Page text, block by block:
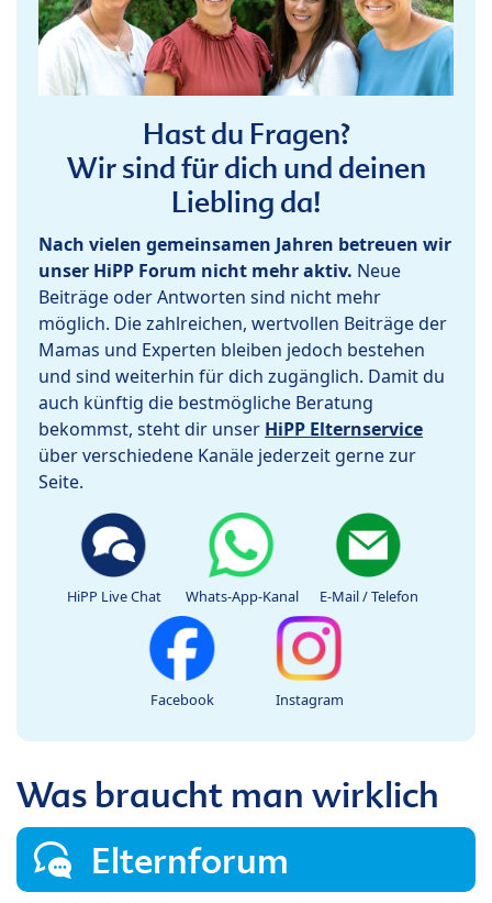
Hast du Fragen?
Wir sind für dich und deinen
Liebling da!
Nach vielen gemeinsamen Jahren betreuen wir
unser HiPP Forum nicht mehr aktiv. Neue
Beiträge oder Antworten sind nicht mehr
möglich. Die zahlreichen, wertvollen Beiträge der
Mamas und Experten bleiben jedoch bestehen
und sind weiterhin für dich zugänglich. Damit du
auch künftig die bestmögliche Beratung
bekommst, steht dir unser HiPP Elternservice
über verschiedene Kanäle jederzeit gerne zur
Seite.
HiPP Live Chat Whats-App-Kanal E-Mail / Telefon
Facebook Instagram
Was braucht man wirklich
Elternforum